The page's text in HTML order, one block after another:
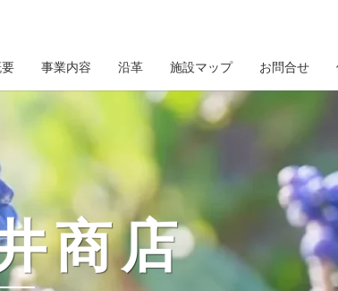
事業内容 沿革 施設マップ お問合せ
商店